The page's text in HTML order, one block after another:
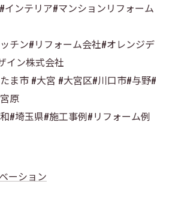
インテリア#マンションリフォーム
チン#リフォーム会社#オレンジデ
イン株式会社
ま市 #大宮 #大宮区#川口市#与野#
原
#埼玉県#施工事例#リフォーム例
ーション